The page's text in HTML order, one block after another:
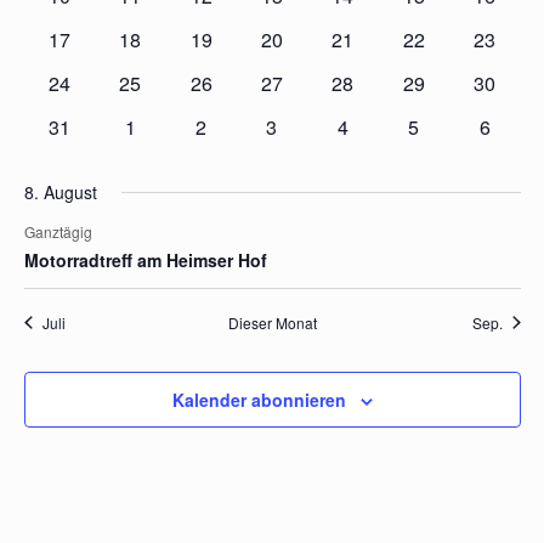
0
17
0
18
0
19
0
20
0
21
0
22
0
23
0
24
0
25
0
26
0
27
0
28
0
29
0
30
0
31
0
1
0
2
0
3
0
4
0
5
0
6
8. August
Ganztägig
Motorradtreff am Heimser Hof
Juli Dieser Monat Sep.
Kalender abonnieren